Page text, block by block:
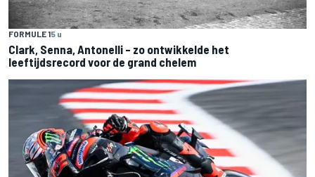
FORMULE 15 u
Clark, Senna, Antonelli – zo ontwikkelde het
leeftijdsrecord voor de grand chelem